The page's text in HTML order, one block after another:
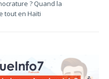
? Quand la
tout en Haïti